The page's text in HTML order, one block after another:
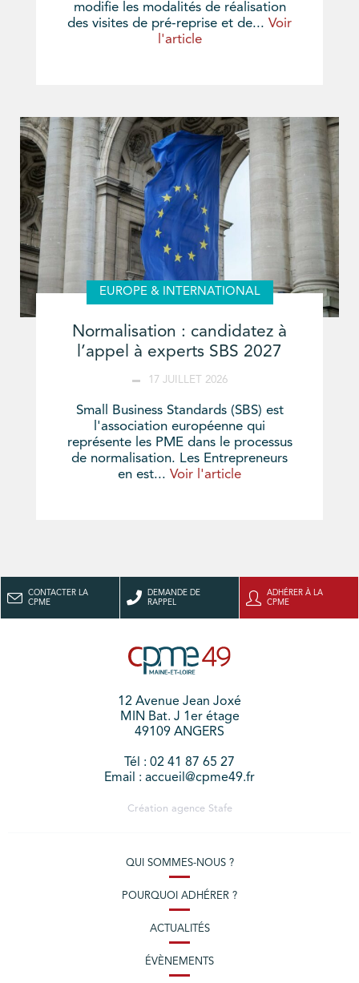
modifie les modalités de réalisation
des visites de pré-reprise et de... Voir
l'article
EUROPE & INTERNATIONAL
Normalisation : candidatez à
l’appel à experts SBS 2027
17 JUILLET 2026
Small Business Standards (SBS) est
l'association européenne qui
représente les PME dans le processus
de normalisation. Les Entrepreneurs
en est... Voir l'article
CONTACTER LA
CPME
DEMANDE DE
RAPPEL
ADHÉRER À LA
CPME
12 Avenue Jean Joxé
MIN Bat. J 1er étage
49109 ANGERS
Tél : 02 41 87 65 27
Email : accueil@cpme49.fr
Création agence Stafe
QUI SOMMES-NOUS ?
POURQUOI ADHÉRER ?
ACTUALITÉS
ÉVÈNEMENTS